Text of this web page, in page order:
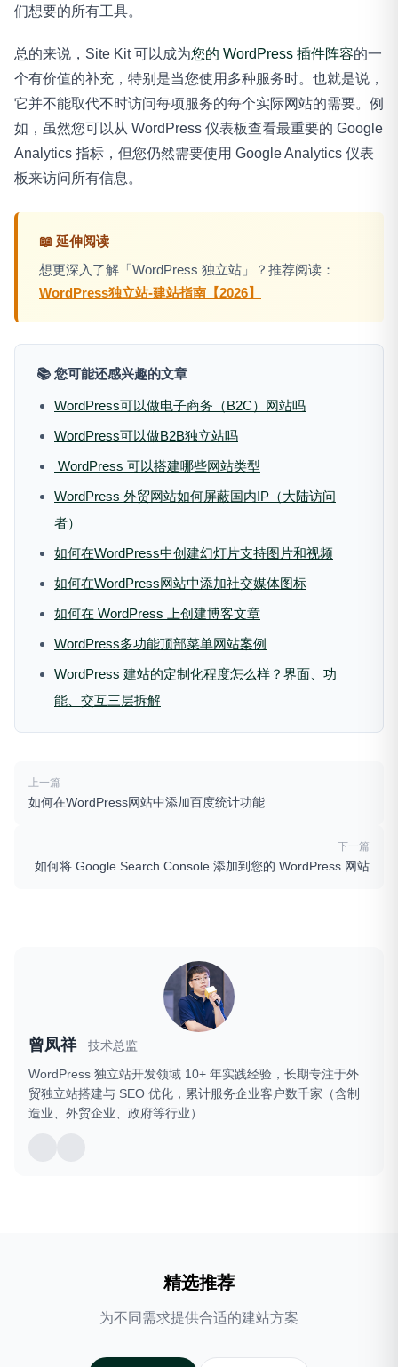
们想要的所有工具。
总的来说，Site Kit 可以成为您的 WordPress 插件阵容的一
个有价值的补充，特别是当您使用多种服务时。也就是说，
它并不能取代不时访问每项服务的每个实际网站的需要。例
如，虽然您可以从 WordPress 仪表板查看最重要的 Google
Analytics 指标，但您仍然需要使用 Google Analytics 仪表
板来访问所有信息。
📖 延伸阅读
想更深入了解「WordPress 独立站」？推荐阅读：
WordPress独立站-建站指南【2026】
📚 您可能还感兴趣的文章
WordPress可以做电子商务（B2C）网站吗
WordPress可以做B2B独立站吗
WordPress 可以搭建哪些网站类型
WordPress 外贸网站如何屏蔽国内IP（大陆访问
者）
如何在WordPress中创建幻灯片支持图片和视频
如何在WordPress网站中添加社交媒体图标
如何在 WordPress 上创建博客文章
WordPress多功能顶部菜单网站案例
WordPress 建站的定制化程度怎么样？界面、功
能、交互三层拆解
上一篇
如何在WordPress网站中添加百度统计功能
下一篇
如何将 Google Search Console 添加到您的 WordPress 网站
曾凤祥
技术总监
WordPress 独立站开发领域 10+ 年实践经验，长期专注于外
贸独立站搭建与 SEO 优化，累计服务企业客户数千家（含制
造业、外贸企业、政府等行业）
精选推荐
为不同需求提供合适的建站方案